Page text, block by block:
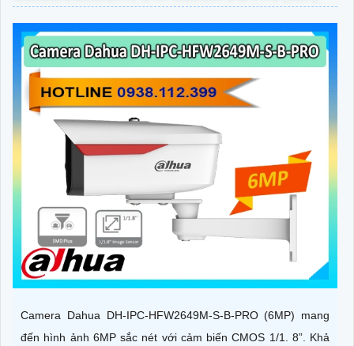
Camera Dahua DH-IPC-HFW2649M-S-B-PRO (6MP) mang
đến hình ảnh 6MP sắc nét với cảm biến CMOS 1/1. 8”. Khả